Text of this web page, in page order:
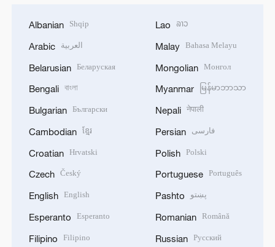
Albanian Shqip
Arabic العربية
Belarusian Беларуская
Bengali বাংলা
Bulgarian Български
Cambodian ខ្មែរ
Croatian Hrvatski
Czech Český
English English
Esperanto Esperanto
Filipino Filipino
Lao ລາວ
Malay Bahasa Melayu
Mongolian Монгол
Myanmar မြန်မာဘာသာ
Nepali नेपाली
Persian فارسی
Polish Polski
Portuguese Português
Pashto پښتو
Romanian Română
Russian Русский